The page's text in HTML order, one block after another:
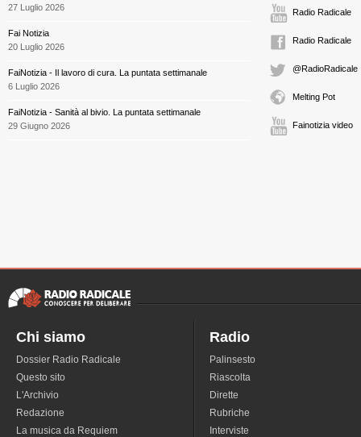
27 Luglio 2026
Fai Notizia
20 Luglio 2026
FaiNotizia - Il lavoro di cura. La puntata settimanale
6 Luglio 2026
FaiNotizia - Sanità al bivio. La puntata settimanale
29 Giugno 2026
Radio Radicale
Radio Radicale
@RadioRadicale
Melting Pot
Fainotizia video
Chi siamo
Dossier Radio Radicale
Questo sito
L'Archivio
Redazione
La musica da Requiem
Radio
Palinsesto
Riascolta
Dirette
Rubriche
Interviste